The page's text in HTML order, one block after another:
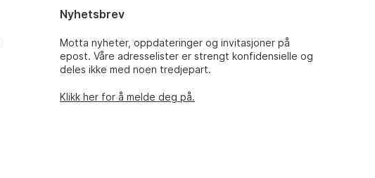
Nyhetsbrev
Motta nyheter, oppdateringer og invitasjoner på
epost. Våre adresselister er strengt konfidensielle og
deles ikke med noen tredjepart.
Klikk her for å melde deg på.